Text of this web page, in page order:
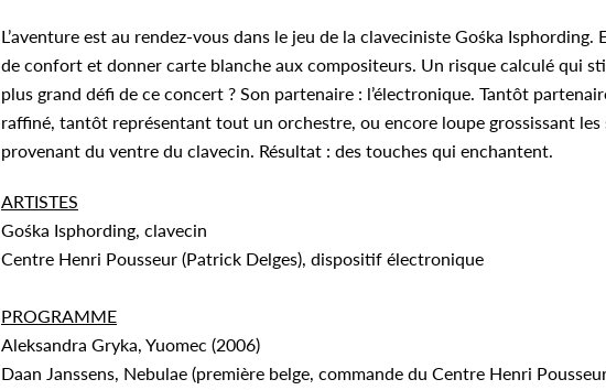
L’aventure est au rendez-vous dans le jeu de la claveciniste Gośka Isphording.
de confort et donner carte blanche aux compositeurs. Un risque calculé qui
plus grand défi de ce concert ? Son partenaire : l’électronique. Tantôt
raffiné, tantôt représentant tout un orchestre, ou encore loupe grossissant les
provenant du ventre du clavecin. Résultat : des touches qui enchantent.
ARTISTES
Gośka Isphording, clavecin
Centre Henri Pousseur (Patrick Delges), dispositif électronique
PROGRAMME
Aleksandra Gryka, Yuomec (2006)
Daan Janssens, Nebulae (première belge, commande du Centre Henri